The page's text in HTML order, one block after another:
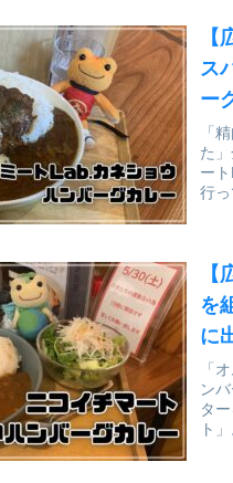
ス
ー
実
「
た
ー
行
を
に
「
ン
タ
ト